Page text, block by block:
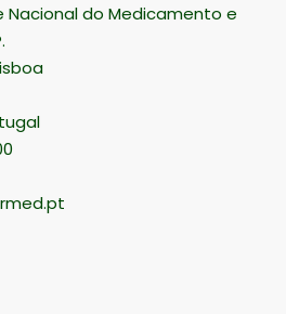
Nacional do Medicamento e